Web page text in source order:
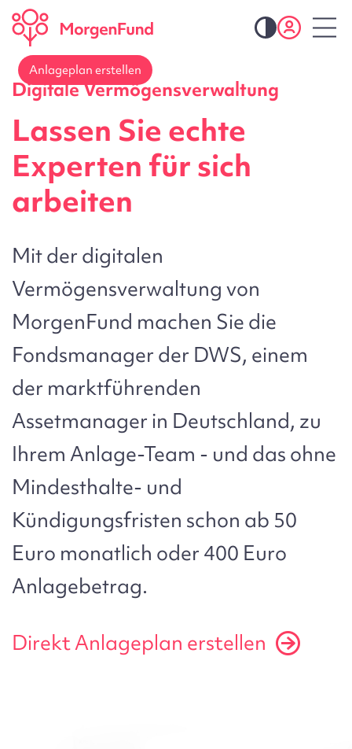
Anlageplan erstellen
Digitale Vermögensverwaltung
Lassen Sie echte
Experten für sich
arbeiten
Mit der digitalen
Vermögensverwaltung von
MorgenFund machen Sie die
Fondsmanager der DWS, einem
der marktführenden
Assetmanager in Deutschland, zu
Ihrem Anlage-Team - und das ohne
Mindesthalte- und
Kündigungsfristen schon ab 50
Euro monatlich oder 400 Euro
Anlagebetrag.
Direkt Anlageplan erstellen